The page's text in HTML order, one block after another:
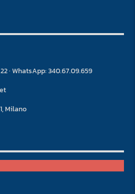
· WhatsApp: 340.67.09.659
Milano